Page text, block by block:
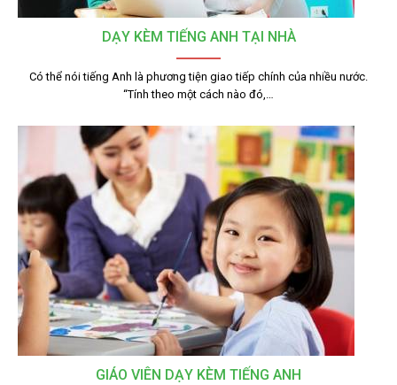
DẠY KÈM TIẾNG ANH TẠI NHÀ
Có thể nói tiếng Anh là phương tiện giao tiếp chính của nhiều nước.
“Tính theo một cách nào đó,…
GIÁO VIÊN DẠY KÈM TIẾNG ANH